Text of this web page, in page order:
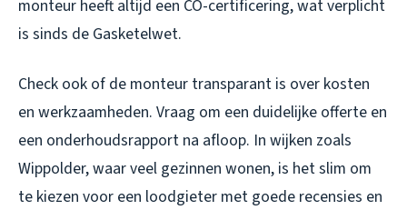
monteur heeft altijd een CO-certificering, wat verplicht
is sinds de Gasketelwet.
Check ook of de monteur transparant is over kosten
en werkzaamheden. Vraag om een duidelijke offerte en
een onderhoudsrapport na afloop. In wijken zoals
Wippolder, waar veel gezinnen wonen, is het slim om
te kiezen voor een loodgieter met goede recensies en